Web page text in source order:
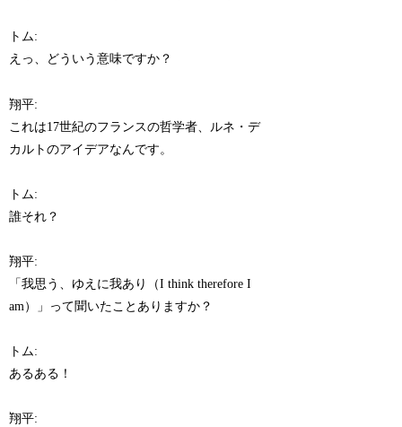
トム:
えっ、どういう意味ですか？
翔平:
これは17世紀のフランスの哲学者、ルネ・デ
カルトのアイデアなんです。
トム:
誰それ？
翔平:
「我思う、ゆえに我あり（I think therefore I
am）」って聞いたことありますか？
トム:
あるある！
翔平: